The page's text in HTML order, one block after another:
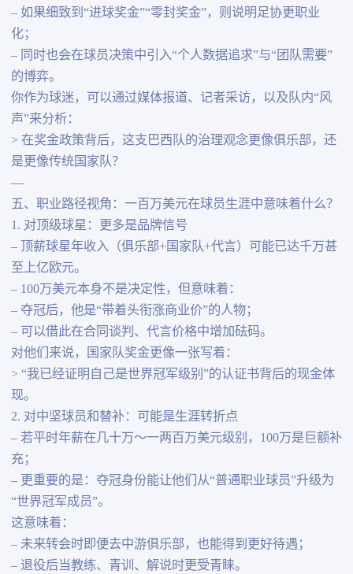
– 如果细致到“进球奖金”“零封奖金”，则说明足协更职业
化；
– 同时也会在球员决策中引入“个人数据追求”与“团队需要”
的博弈。
你作为球迷，可以通过媒体报道、记者采访，以及队内“风
声”来分析：
> 在奖金政策背后，这支巴西队的治理观念更像俱乐部，还
是更像传统国家队？
—
五、职业路径视角：一百万美元在球员生涯中意味着什么？
1. 对顶级球星：更多是品牌信号
– 顶薪球星年收入（俱乐部+国家队+代言）可能已达千万甚
至上亿欧元。
– 100万美元本身不是决定性，但意味着：
– 夺冠后，他是“带着头衔涨商业价”的人物；
– 可以借此在合同谈判、代言价格中增加砝码。
对他们来说，国家队奖金更像一张写着：
> “我已经证明自己是世界冠军级别”的认证书背后的现金体
现。
2. 对中坚球员和替补：可能是生涯转折点
– 若平时年薪在几十万～一两百万美元级别，100万是巨额补
充；
– 更重要的是：夺冠身份能让他们从“普通职业球员”升级为
“世界冠军成员”。
这意味着：
– 未来转会时即便去中游俱乐部，也能得到更好待遇；
– 退役后当教练、青训、解说时更受青睐。